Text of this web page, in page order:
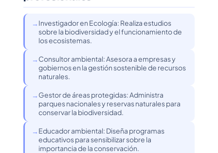
Investigador en Ecología: Realiza estudios
sobre la biodiversidad y el funcionamiento de
los ecosistemas.
Consultor ambiental: Asesora a empresas y
gobiernos en la gestión sostenible de recursos
naturales.
Gestor de áreas protegidas: Administra
parques nacionales y reservas naturales para
conservar la biodiversidad.
Educador ambiental: Diseña programas
educativos para sensibilizar sobre la
importancia de la conservación.